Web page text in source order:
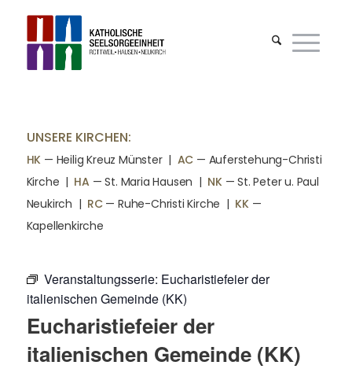
UNSERE KIRCHEN:
HK — Heilig Kreuz Münster | AC — Auferstehung-Christi
Kirche | HA — St. Maria Hausen | NK— St. Peter u. Paul
Neukirch | RC— Ruhe-Christi Kirche | KK—
Kapellenkirche
Veranstaltungsserie: Eucharistiefeier der
italienischen Gemeinde (KK)
Eucharistiefeier der
italienischen Gemeinde (KK)